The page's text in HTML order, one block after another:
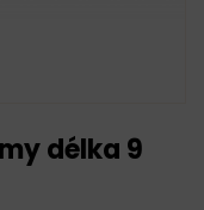
délka 9